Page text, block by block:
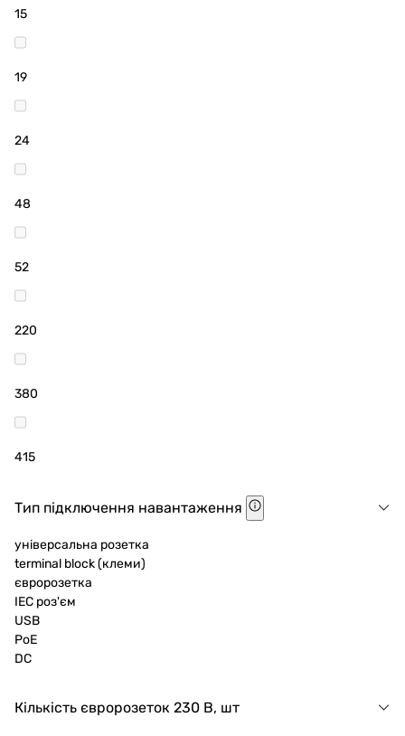
15
19
24
48
52
220
380
415
Тип підключення навантаження
універсальна розетка
terminal block (клеми)
євророзетка
IEC роз'єм
USB
PoE
DC
Кількість євророзеток 230 В, шт